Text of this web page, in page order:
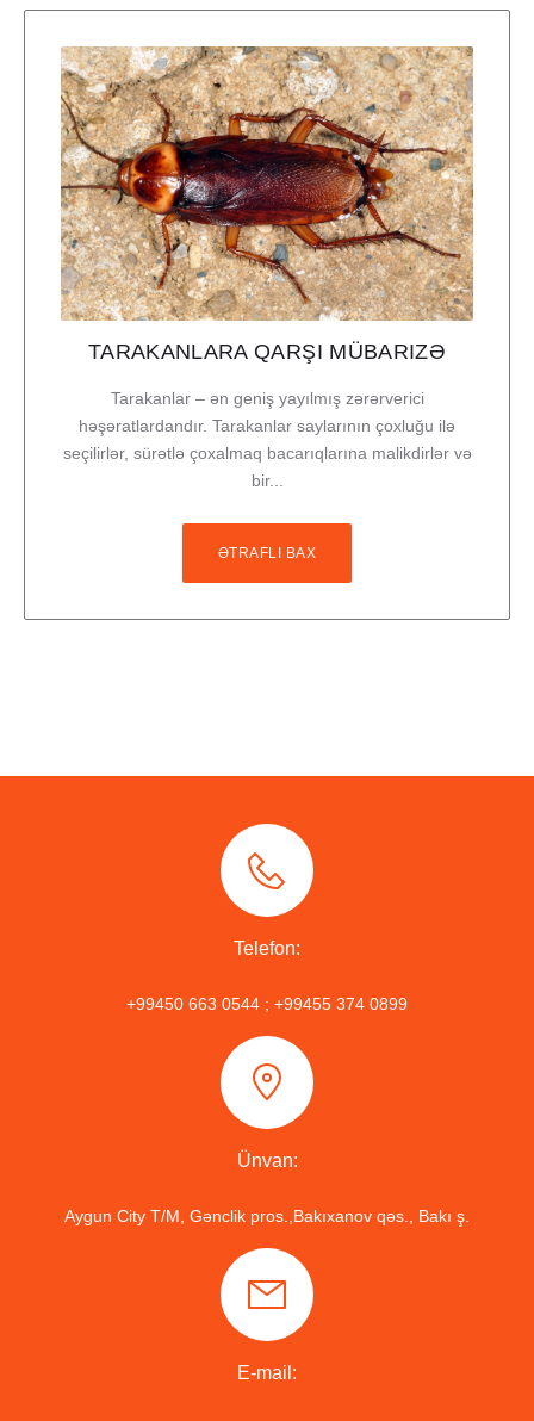
TARAKANLARA QARŞI MÜBARIZƏ
Tarakanlar – ən geniş yayılmış zərərverici
həşəratlardandır. Tarakanlar saylarının çoxluğu ilə
seçilirlər, sürətlə çoxalmaq bacarıqlarına malikdirlər və
bir...
ƏTRAFLI BAX
Telefon:
+99450 663 0544 ; +99455 374 0899
Ünvan:
Aygun City T/M, Gənclik pros.,Bakıxanov qəs., Bakı ş.
E-mail: